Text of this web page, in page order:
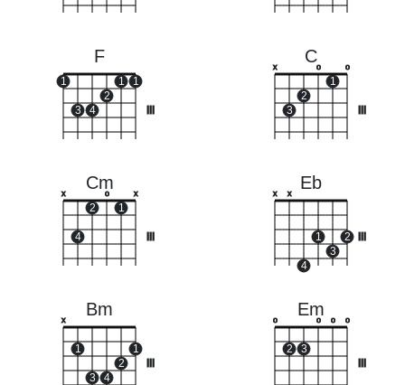
F
1
3 4
2
1 1
C
x
3
2
o
1
o
Cm
x
4
2
o
1
x
Eb
x x
4
1
3
2
Bm
x
1
3 4
2
1
Em
o
2 3
o o o